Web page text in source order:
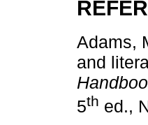
Adams,
and
5th ed.,